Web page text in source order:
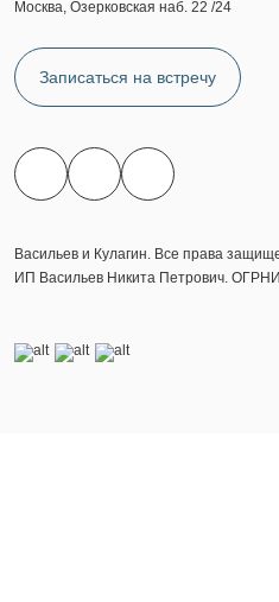
Москва, Озерковская наб. 22 /24
Записаться на встречу
Васильев и Кулагин. Все права
ИП Васильев Никита Петрович.